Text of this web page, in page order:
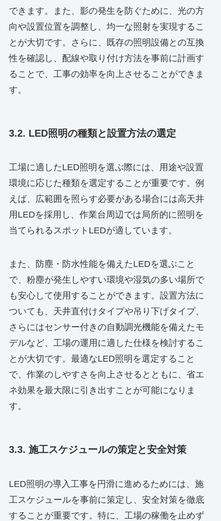
できます。また、影の発生を防ぐために、光の方
向や設置位置を調整し、均一な照射を実現するこ
とが大切です。さらに、既存の照明設備との互換
性を確認し、配線や取り付け方法を事前に計画す
ることで、工事の効率を向上させることができま
す。
3.2. LED照明の種類と設置方法の選定
工場に適したLED照明を選ぶ際には、用途や設置
環境に応じた種類を選定することが重要です。例
えば、広範囲を照らす必要がある場合には高天井
用LEDを採用し、作業台周辺では局所的に照明を
当てられるスポットLEDが適しています。
また、防塵・防水性能を備えたLEDを選ぶこと
で、粉塵が発生しやすい環境や湿気の多い場所で
も安心して使用することができます。設置方法に
ついても、天井直付けタイプや吊り下げタイプ、
さらにはセンサー付きの自動調光機能を備えたモ
デルなど、工場の運用に適した仕様を検討するこ
とが大切です。最適なLED照明を選定すること
で、作業のしやすさを向上させるとともに、省エ
ネ効果を最大限に引き出すことが可能になりま
す。
3.3. 施工スケジュールの策定と安全対策
LED照明の導入工事を円滑に進めるためには、施
工スケジュールを事前に策定し、安全対策を徹底
することが重要です。特に、工場の稼働を止めず